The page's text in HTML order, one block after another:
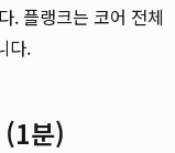
. 플랭크는 코어 전체
다.
분)